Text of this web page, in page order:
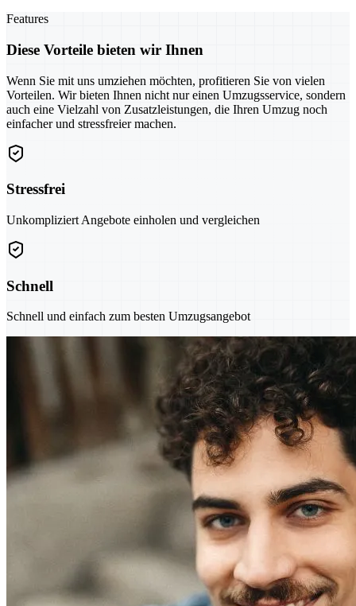
Features
Diese Vorteile bieten wir Ihnen
Wenn Sie mit uns umziehen möchten, profitieren Sie von vielen
Vorteilen. Wir bieten Ihnen nicht nur einen Umzugsservice, sondern
auch eine Vielzahl von Zusatzleistungen, die Ihren Umzug noch
einfacher und stressfreier machen.
Stressfrei
Unkompliziert Angebote einholen und vergleichen
Schnell
Schnell und einfach zum besten Umzugsangebot